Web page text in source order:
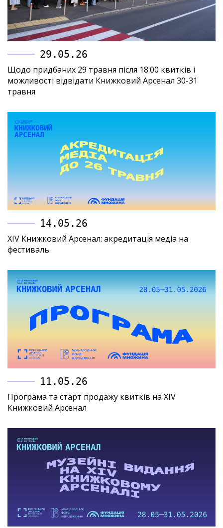
29.05.26
Щодо придбаних 29 травня після 18:00 квитків і
можливості відвідати Книжковий Арсенал 30-31
травня
14.05.26
XIV Книжковий Арсенал: акредитація медіа на
фестиваль
11.05.26
Програма та старт продажу квитків на XIV
Книжковий Арсенал